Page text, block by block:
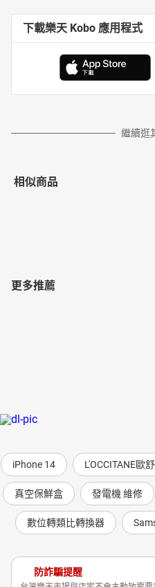
下載樂天 Kobo 應用程式
繼續逛
相似商品
更多推薦
iPhone 14 L'OCCITANE歐
真空保鮮盒 發電機 維修
數位轉類比轉換器
防詐騙提醒